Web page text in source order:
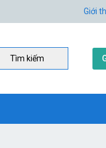
Giới
Tìm kiếm